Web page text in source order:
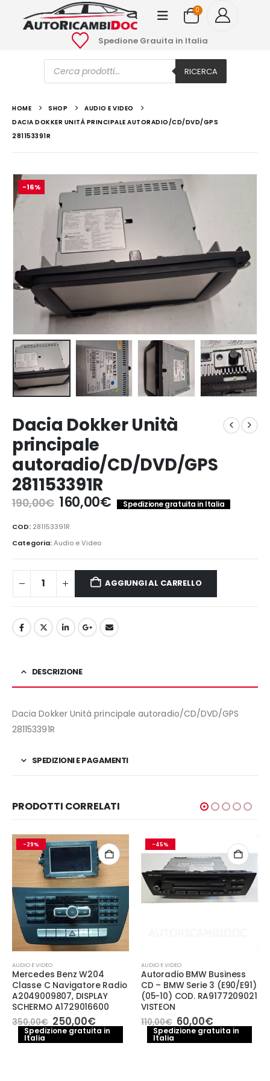
0
Spedione Grauita in Italia
Ricerca
prodotti RICERCA
HOME SHOP
AUDIO E VIDEO
DACIA DOKKER UNITÀ PRINCIPALE AUTORADIO/CD/DVD/GPS
281153391R
-16%
Dacia Dokker Unità
principale
autoradio/CD/DVD/GPS
281153391R
190,00€ Il
prezzo
originale
era:
190,00€.
160,00€Il
prezzo
160,00€.
Spedizione gratuita in Italia
COD: 281153391R
Categoria:Audio e Video
AGGIUNGI AL CARRELLO
DESCRIZIONE
Dacia Dokker Unità principale autoradio/CD/DVD/GPS
281153391R
SPEDIZIONI E PAGAMENTI
PRODOTTI CORRELATI
-29%
AUDIO E VIDEO
Mercedes Benz W204
Classe C Navigatore Radio
A2049009807, DISPLAY
SCHERMO A1729016600
350,00€ Il
prezzo
originale
250,00€Il
prezzo
attuale
Spedizione gratuita in
Italia
-45%
AUDIO E VIDEO
Autoradio BMW Business
CD – BMW Serie 3 (E90/E91)
(05-10) COD. RA9177209021
VISTEON
110,00€ Il
prezzo
originale
60,00€Il
prezzo
attuale
Spedizione gratuita in
Italia